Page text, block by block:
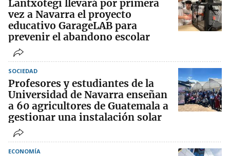
Lantxotegi llevará por primera
vez a Navarra el proyecto
educativo GarageLAB para
prevenir el abandono escolar
SOCIEDAD
Profesores y estudiantes de la
Universidad de Navarra enseñan
a 60 agricultores de Guatemala a
gestionar una instalación solar
ECONOMÍA